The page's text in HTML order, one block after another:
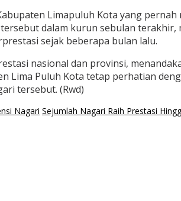
Limapuluh Kota yang
dalam kurun sebulan
sejak beberapa bulan lalu.
nasional dan provinsi,
Lima Puluh Kota tetap perhatian
tersebut. (Rwd)
Nagari Sejumlah Nagari Raih Prestasi